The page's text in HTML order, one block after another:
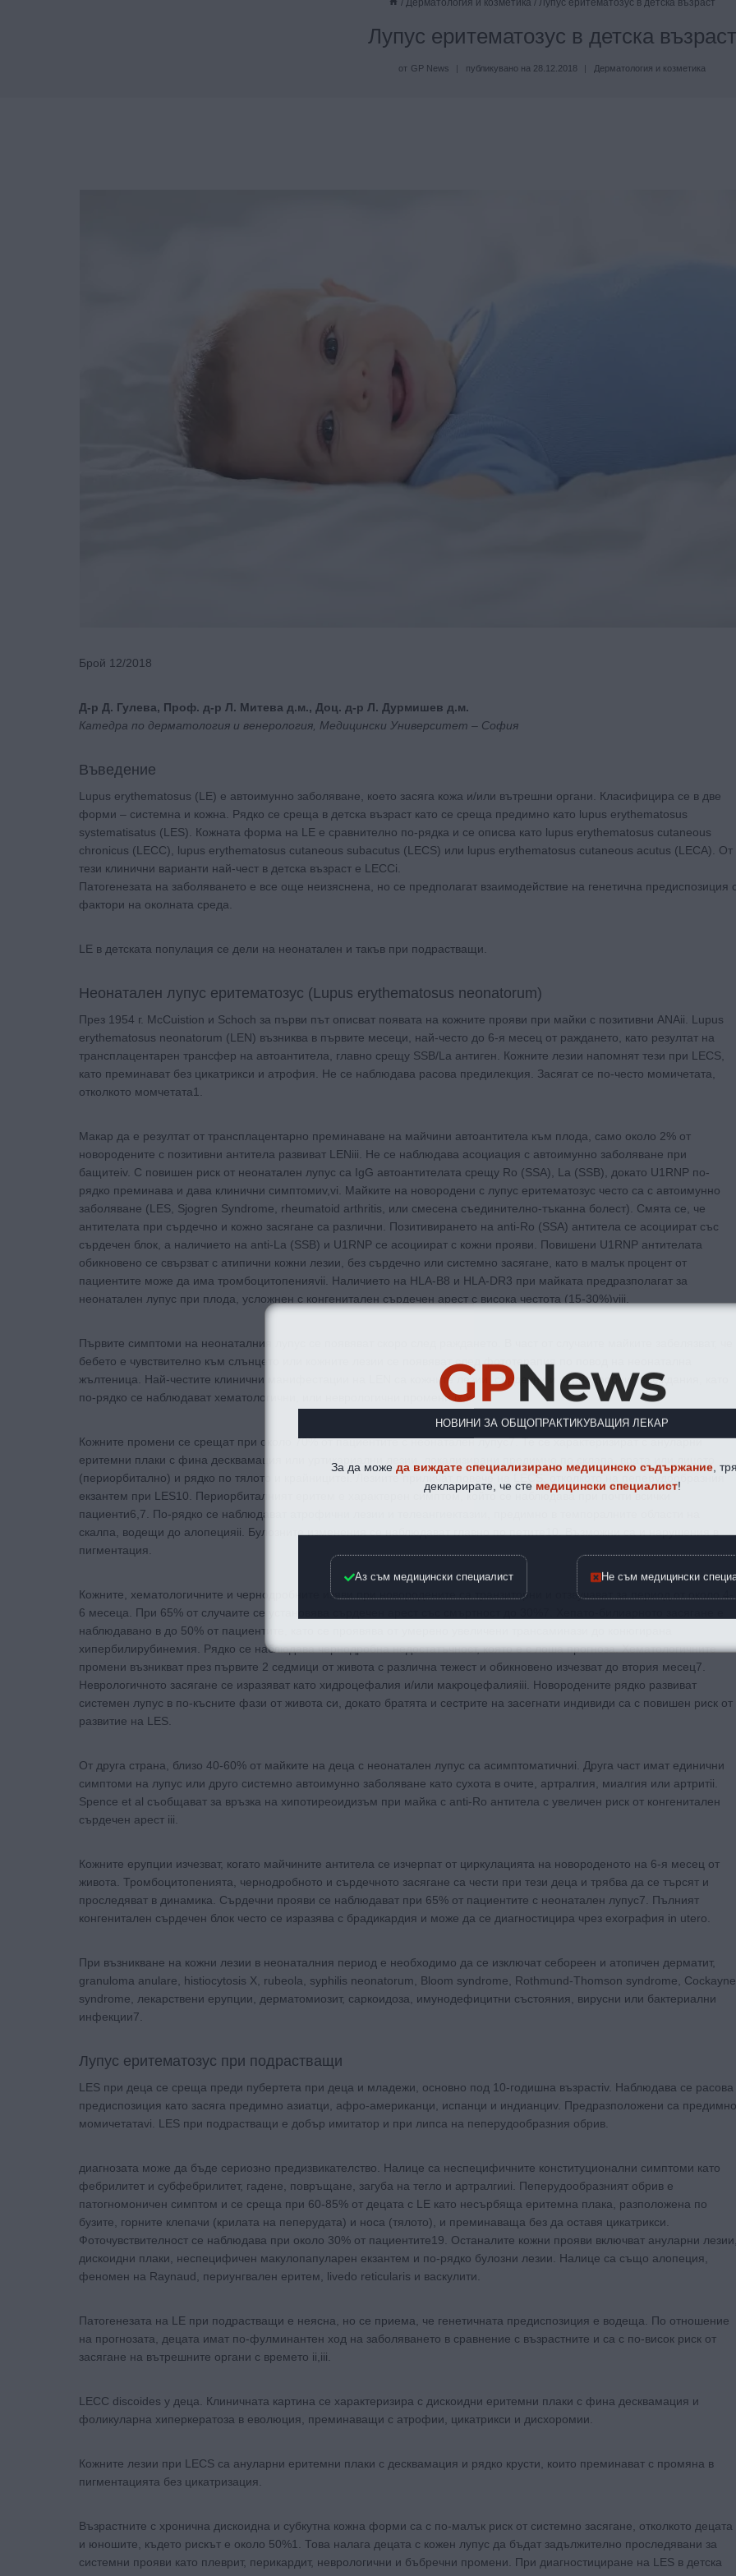
/ Дерматология и козметика / Лупус еритематозус в детска възраст
Лупус еритематозус в детска възраст
от GP News публикувано на 28.12.2018 Дерматология и козметика
Брой 12/2018
Д-р Д. Гулева, Проф. д-р Л. Митева д.м., Доц. д-р Л. Дурмишев д.м.
Катедра по дерматология и венерология, Медицински Университет – София
Въведение
Lupus erythematosus (LE) е автоимунно заболяване, което засяга кожа и/или вътрешни органи. Класифицира се в две
форми – системна и кожна. Рядко се среща в детска възраст като се среща предимно като lupus erythematosus
systematisatus (LES). Кожната форма на LE е сравнително по-рядка и се описва като lupus erythematosus cutaneous
chronicus (LECC), lupus erythematosus cutaneous subacutus (LECS) или lupus erythematosus cutaneous acutus (LECA). От
тези клинични варианти най-чест в детска възраст е LECCi.
Патогенезата на заболяването е все още неизяснена, но се предполагат взаимодействие на генетична предиспозиция
фактори на околната среда.
LE в детската популация се дели на неонатален и такъв при подрастващи.
Неонатален лупус еритематозус (Lupus erythematosus neonatorum)
През 1954 г. McCuistion и Schoch за първи път описват появата на кожните прояви при майки с позитивни ANAii. Lupus
erythematosus neonatorum (LEN) възниква в първите месеци, най-често до 6-я месец от раждането, като резултат на
трансплацентарен трансфер на автоантитела, главно срещу SSB/La антиген. Кожните лезии напомнят тези при LECS,
като преминават без цикатрикси и атрофия. Не се наблюдава расова предилекция. Засягат се по-често момичетата,
отколкото момчетата1.
Макар да е резултат от трансплацентарно преминаване на майчини автоантитела към плода, само около 2% от
новородените с позитивни антитела развиват LENiii. Не се наблюдава асоциация с автоимунно заболяване при
бащитеiv. С повишен риск от неонатален лупус са IgG автоантителата срещу Ro (SSA), La (SSB), докато U1RNP по-
рядко преминава и дава клинични симптомиv,vi. Майките на новородени с лупус еритематозус често са с автоимунно
заболяване (LES, Sjogren Syndrome, rheumatoid arthritis, или смесена съединително-тъканна болест). Смята се, че
антителата при сърдечно и кожно засягане са различни. Позитивирането на anti-Ro (SSА) антитела се асоциират със
сърдечен блок, а наличието на anti-La (SSB) и U1RNP се асоциират с кожни прояви. Повишени U1RNP антителата
обикновено се свързват с атипични кожни лезии, без сърдечно или системно засягане, като в малък процент от
пациентите може да има тромбоцитопенияvii. Наличието на HLA-B8 и HLA-DR3 при майката предразполагат за
неонатален лупус при плода, усложнен с конгенитален сърдечен арест с висока честота (15-30%)viii.
Първите симптоми на неонаталния лупус се появяват скоро след раждането. В част от случаите майките забелязват, че
бебето е чувствително към слънцето или кожните лезии се появяват след фототерапия по повод на неонатална
жълтеница. Най-честите клинични манифестации на LEN са кожните лезии, сърдечни и чернодробни увреждания, като
по-рядко се наблюдават хематологични, или неврологични промени ix,x.
Кожните промени се срещат при около 70% от пациентите с неонатален лупус7. Те се характеризират с ануларни
еритемни плаки с фина десквамация или уртикариални лезии, локализирани предимно по склапа, врата или лицето
(периорбитално) и рядко по тялото и крайницитеi. Лезиите приличат повече на LECS, отколкото на пеперудообразния
екзантем при LES10. Периорбиталният еритем е характерен симптом, който се наблюдава при почти всички
пациенти6,7. По-рядко се наблюдават атрофични лезии и телеангиектазии, предимно в темпоралните области на
скалпа, водещи до алопецияii. Булозните изменения се наблюдават главно по петите10. Възможни са и нарушения в
пигментация.
Кожните, хематологичните и чернодробните изяви при новородените са транзиторни и отзвучават за период от около 4-
6 месеца. При 65% от случаите се установява сърдечен арест със смъртност до 30%7. Хепато-билиарното засягане е
наблюдавано в до 50% от пациентите, като се проявява от умерено увеличени трансаминази до конюгирана
хипербилирубинемия. Рядко се наблюдава чернодробна недостатъчност, която е с лоша прогноза. Хематологичните
промени възникват през първите 2 седмици от живота с различна тежест и обикновено изчезват до втория месец7.
Неврологичното засягане се изразяват като хидроцефалия и/или макроцефалияiii. Новородените рядко развиват
системен лупус в по-късните фази от живота си, докато братята и сестрите на засегнати индивиди са с повишен риск от
развитие на LES.
От друга страна, близо 40-60% от майките на деца с неонатален лупус са асимптоматичниi. Друга част имат единични
симптоми на лупус или друго системно автоимунно заболяване като сухота в очите, артралгия, миалгия или артритii.
Spence et al съобщават за връзка на хипотиреоидизъм при майка с anti-Ro антитела с увеличен риск от конгенитален
сърдечен арест iii.
Кожните ерупции изчезват, когато майчините антитела се изчерпат от циркулацията на новороденото на 6-я месец от
живота. Тромбоцитопенията, чернодробното и сърдечното засягане са чести при тези деца и трябва да се търсят и
проследяват в динамика. Сърдечни прояви се наблюдават при 65% от пациентите с неонатален лупус7. Пълният
конгенитален сърдечен блок често се изразява с брадикардия и може да се диагностицира чрез ехография in utero.
При възникване на кожни лезии в неонаталния период е необходимо да се изключат себореен и атопичен дерматит,
granuloma anulare, histiocytosis X, rubeola, syphilis neonatorum, Bloom syndrome, Rothmund-Thomson syndrome, Cockayne
syndrome, лекарствени ерупции, дерматомиозит, саркоидоза, имунодефицитни състояния, вирусни или бактериални
инфекции7.
Лупус еритематозус при подрастващи
LES при деца се среща преди пубертета при деца и младежи, основно под 10-годишна възрастiv. Наблюдава се расова
предиспозиция като засяга предимно азиатци, афро-американци, испанци и индианциv. Предразположени са предимно
момичетатаvi. LES при подрастващи е добър имитатор и при липса на пеперудообразния обрив.
диагнозата може да бъде сериозно предизвикателство. Налице са неспецифичните конституционални симптоми като
фебрилитет и субфебрилитет, гадене, повръщане, загуба на тегло и артралгииi. Пеперудообразният обрив е
патогномоничен симптом и се среща при 60-85% от децата с LE като несърбяща еритемна плака, разположена по
бузите, горните клепачи (крилата на пеперудата) и носа (тялото), и преминаваща без да оставя цикатрикси.
Фоточувствителност се наблюдава при около 30% от пациентите19. Останалите кожни прояви включват ануларни
дискоидни плаки, неспецифичен макулопапуларен екзантем и по-рядко булозни лезии. Налице са също алопеция,
феномен на Raynaud, периунгвален еритем, livedo reticularis и васкулити.
Патогенезата на LE при подрастващи е неясна, но се приема, че генетичната предиспозиция е водеща. По отношение
на прогнозата, децата имат по-фулминантен ход на заболяването в сравнение с възрастните и са с по-висок риск от
засягане на вътрешните органи с времето ii,iii.
LECC discoides у деца. Клиничната картина се характеризира с дискоидни еритемни плаки с фина десквамация и
фоликуларна хиперкератоза в еволюция, преминаващи с атрофии, цикатрикси и дисхоромии.
Кожните лезии при LECS са ануларни еритемни плаки с десквамация и рядко крусти, които преминават с промяна в
пигментацията без цикатризация.
Възрастните с хронична дискоидна и субкутна кожна форми са с по-малък риск от системно засягане, отколкото децата
и юношите, където рискът е около 50%1. Това налага децата с кожен лупус да бъдат задължително проследявани за
системни прояви като плеврит, перикардит, неврологични и бъбречни промени. При диагностициране на LES в детска
GPNews
НОВИНИ ЗА ОБЩОПРАКТИКУВАЩИЯ ЛЕКАР
За да може
!
Аз съм медицински специалист Не съм медицински